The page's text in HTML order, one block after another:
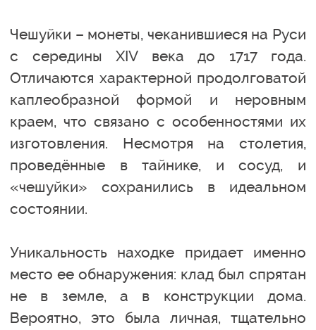
Чешуйки – монеты, чеканившиеся на Руси
с середины XIV века до 1717 года.
Отличаются характерной продолговатой
каплеобразной формой и неровным
краем, что связано с особенностями их
изготовления. Несмотря на столетия,
проведённые в тайнике, и сосуд, и
«чешуйки» сохранились в идеальном
состоянии.
Уникальность находке придает именно
место ее обнаружения: клад был спрятан
не в земле, а в конструкции дома.
Вероятно, это была личная, тщательно